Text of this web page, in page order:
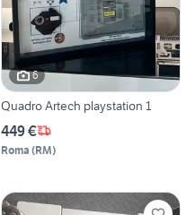
6
Quadro Artech playstation 1
449 €
Roma (RM)